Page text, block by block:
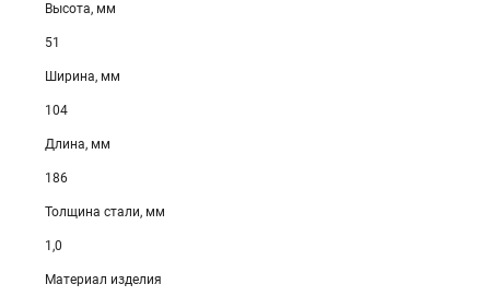
Высота, мм
51
Ширина, мм
104
Длина, мм
186
Толщина стали, мм
1,0
Материал изделия